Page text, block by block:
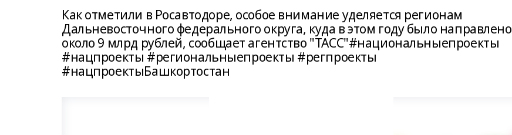
Как отметили в Росавтодоре, особое внимание уделяется регионам
Дальневосточного федерального округа, куда в этом году было направлено
около 9 млрд рублей, сообщает агентство "ТАСС"#национальныепроекты
#нацпроекты #региональныепроекты #регпроекты
#нацпроектыБашкортостан